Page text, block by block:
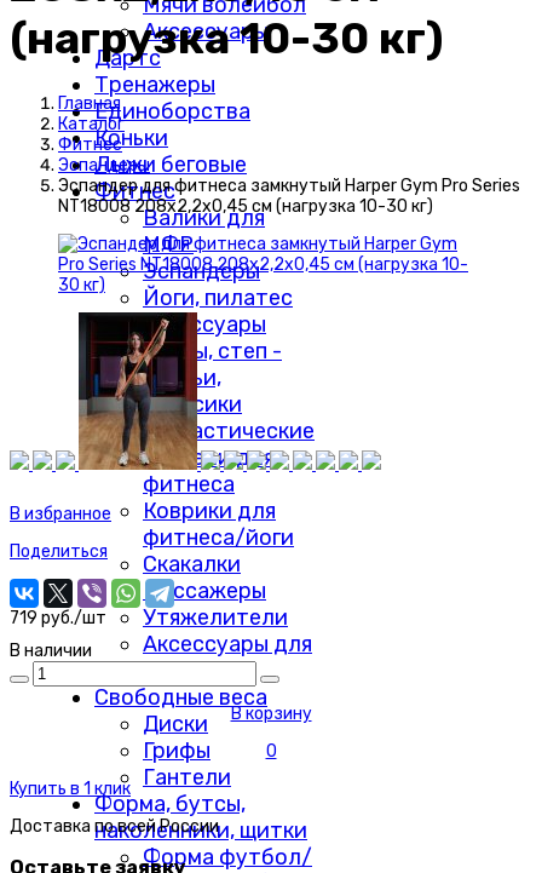
Аксессуары
Дартс
Тренажеры
Единоборства
Коньки
Лыжи беговые
Фитнес
Валики для
МФР
Эспандеры
Йоги, пилатес
аксессуары
Упоры, степ -
скамьи,
колесики
гимнастические
Гантели для
фитнеса
Коврики для
фитнеса/йоги
Скакалки
Массажеры
Утяжелители
Аксессуары для
фитнеса
Свободные веса
Диски
Грифы
Гантели
Форма, бутсы,
наколенники, щитки
Форма футбол/
(нагрузка 10-30 кг)
Главная
Каталог
Фитнес
Эспандеры
Эспандер для фитнеса замкнутый Harper Gym Pro Series
NT18008 208х2,2х0,45 см (нагрузка 10-30 кг)
В избранное
Поделиться
719 руб./шт
В наличии
В корзину
0
Купить в 1 клик
Доставка повсей России
Оставьте заявку